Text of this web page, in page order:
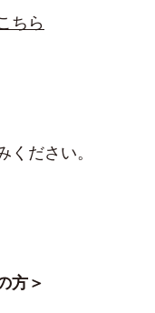
ちら
ださい。
方＞